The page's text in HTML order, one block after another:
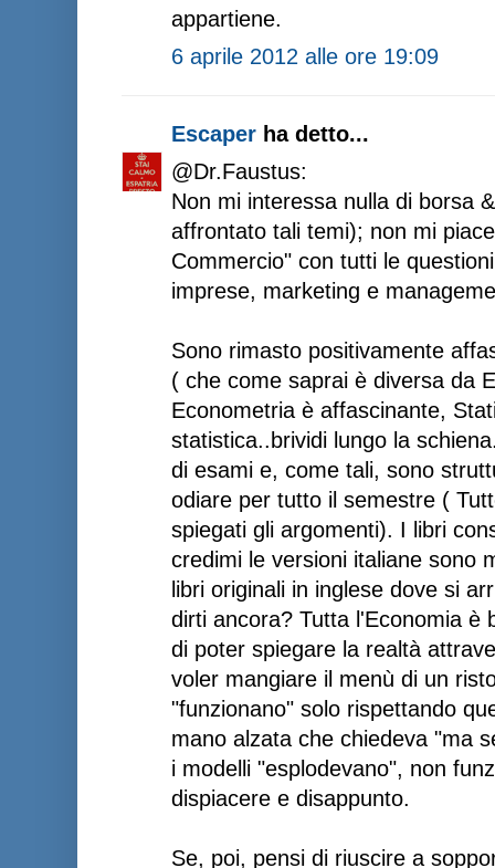
appartiene.
6 aprile 2012 alle ore 19:09
Escaper ha detto...
@Dr.Faustus:
Non mi interessa nulla di borsa
affrontato tali temi); non mi
Commercio" con tutti le
imprese, marketing e
Sono rimasto positivamente
( che come saprai è diversa da
Econometria è affascinante,
statistica..brividi lungo la
di esami e, come tali, sono
odiare per tutto il semestre (
spiegati gli argomenti). I libri
credimi le versioni italiane sono
libri originali in inglese dove si
dirti ancora? Tutta l'Economia è
di poter spiegare la realtà
voler mangiare il menù di un
"funzionano" solo rispettando
mano alzata che chiedeva "ma
i modelli "esplodevano", non
dispiacere e disappunto.
Se, poi, pensi di riuscire a